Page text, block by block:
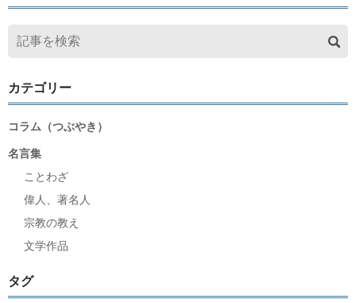
カテゴリー
コラム（つぶやき）
名言集
ことわざ
偉人、著名人
宗教の教え
文学作品
タグ